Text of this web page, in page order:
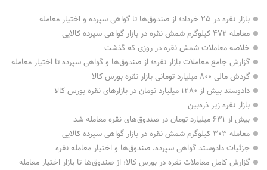
بازار نقره در ۲۵ خرداد؛ از صندوق‌ها تا گواهی سپرده و اختیار معامله
معامله ۴۷۲ کیلوگرم شمش نقره در بازار گواهی سپرده کالایی
خلاصه معاملات شمش نقره در روزی که گذشت
گزارش جامع معاملات بازار نقره؛ از صندوق‌ها و گواهی‌ سپرده تا اختیار معامله
گردش مالی ۸۰۰ میلیارد تومانی بازار نقره بورس کالا
دادوستد بیش از ۱۲۸۰ میلیارد تومان در بازارهای نقره بورس کالا
بازار نقره زیر ذره‌بین
بیش از ۶۳۱ میلیارد تومان در صندوق‌های نقره معامله شد
معامله ۳۰۳ کیلوگرم شمش نقره در بازار گواهی سپرده کالایی
جزئیات دادوستد گواهی سپرده، صندوق‌ها و اختیار معامله نقره
گزارش کامل معاملات نقره در بورس کالا؛ از صندوق‌ها تا بازار اختیار معامله